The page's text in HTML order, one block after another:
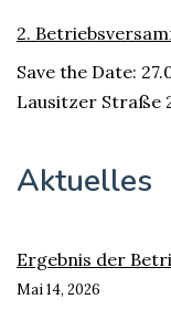
2.
Save the Date:
Lausitzer Straße
Aktuelles
Ergebnis der
Mai 14, 2026